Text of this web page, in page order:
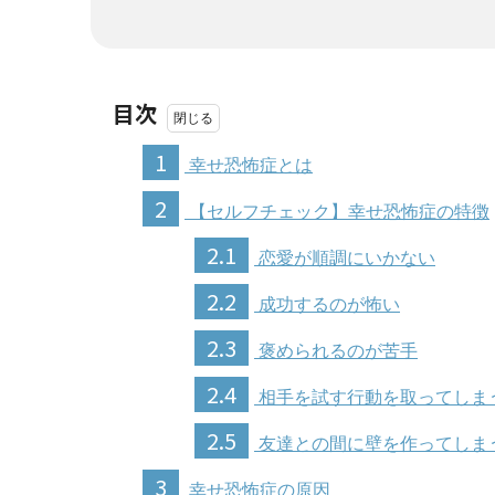
目次
1
幸せ恐怖症とは
2 【セルフチェック】幸せ恐怖症の特徴
2.1 恋愛が順調にいかない
2.2 成功するのが怖い
2.3 褒められるのが苦手
2.4 相手を試す行動を取ってしま
2.5 友達との間に壁を作ってしま
3 幸せ恐怖症の原因